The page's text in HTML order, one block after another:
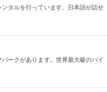
タルを行っています。日本語が話せ
ークがあります。世界最大級のパイ